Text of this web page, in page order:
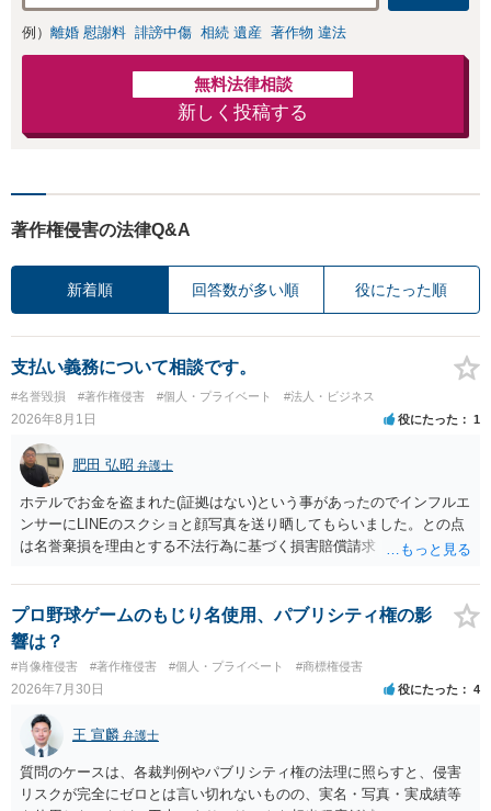
例） 離婚 慰謝料 誹謗中傷 相続 遺産 著作物 違法
無料法律相談
新しく投稿する
著作権侵害の法律Q&A
新着順 回答数が多い順 役にたった順
支払い義務について相談です。
#名誉毀損 #著作権侵害 #個人・プライベート #法人・ビジネス
2026年8月1日 役にたった 1
肥田 弘昭 弁護士
ホテルでお金を盗まれた(証拠はない)という事があったのでインフルエ
ンサーにLINEのスクショと顔写真を送り晒してもらいました。との点
は名誉棄損を理由とする不法行為に基づく損害賠償請求（共同不法行
その人が会社を経営しているようで仕事が飛んだとのことでその分の
賠償金と8人分の従業員の年間利益を請求すると言われています。」で
の計算がすべて損害とならないかと思いますので、損害額で争っても
良いかと思います。ご参考にしてください。
プロ野球ゲームのもじり名使用、パブリシティ権の影
響は？
#肖像権侵害 #著作権侵害 #個人・プライベート #商標権侵害
2026年7月30日 役にたった 4
王 宣麟 弁護士
質問のケースは、各裁判例やパブリシティ権の法理に照らすと、侵害
リスクが完全にゼロとは言い切れないものの、実名・写真・実成績等